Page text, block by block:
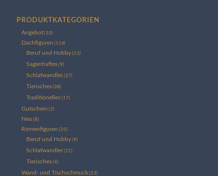
PRODUKTKATEGORIEN
Angebot (10)
Dachfiguren (116)
Beruf und Hobby (15)
Sagenhaftes (9)
Schlafwandler (37)
Tierisches (38)
Traditionelles (17)
Gutschein (2)
Neu (8)
Rinnenfiguren (35)
Beruf und Hobby (9)
Schlafwandler (21)
Tierisches (4)
Wand- und Tischschmuck (13)